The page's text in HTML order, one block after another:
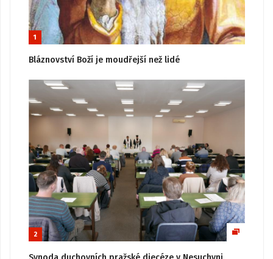
1
Bláznovství Boží je moudřejší než lidé
2